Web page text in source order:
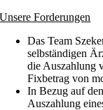
Unsere Forderungen
Das Team
selbständigen
die Auszahlung
Fixbetrag von
In Bezug auf
Auszahlung